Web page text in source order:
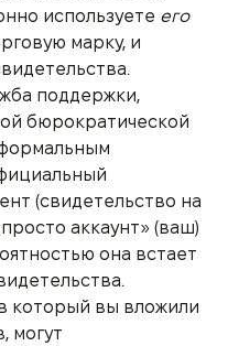
используете его
марку, и
поддержки,
бюрократической
(свидетельство на
аккаунт» (ваш)
она встает
который вы вложили
могут